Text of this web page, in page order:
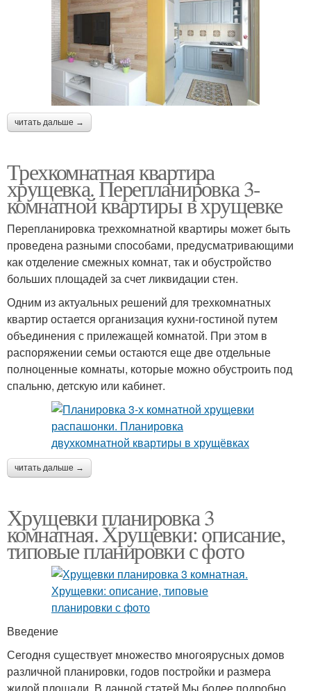
читать дальше →
Трехкомнатная квартира
хрущевка. Перепланировка 3-
комнатной квартиры в хрущевке
Перепланировка трехкомнатной квартиры может быть
проведена разными способами, предусматривающими
как отделение смежных комнат, так и обустройство
больших площадей за счет ликвидации стен.
Одним из актуальных решений для трехкомнатных
квартир остается организация кухни-гостиной путем
объединения с прилежащей комнатой. При этом в
распоряжении семьи остаются еще две отдельные
полноценные комнаты, которые можно обустроить под
спальню, детскую или кабинет.
читать дальше →
Хрущевки планировка 3
комнатная. Хрущевки: описание,
типовые планировки с фото
Введение
Сегодня существует множество многоярусных домов
различной планировки, годов постройки и размера